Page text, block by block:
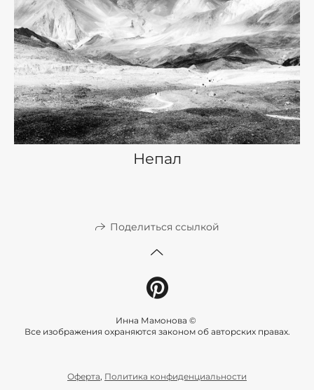
Непал
Поделиться ссылкой
Инна Мамонова ©
Все изображения охраняются законом об авторских правах.
Оферта, Политика конфиденциальности